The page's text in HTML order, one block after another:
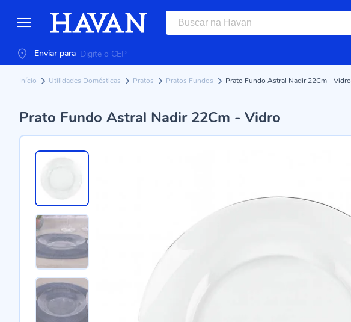
Enviar para
Início Utilidades Domésticas Pratos Pratos Fundos Prato Fundo Astral Nadir 22Cm - Vidro
Prato Fundo Astral Nadir 22Cm - Vidro